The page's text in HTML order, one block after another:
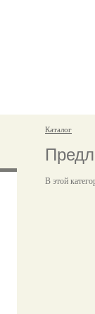
Каталог
В этой